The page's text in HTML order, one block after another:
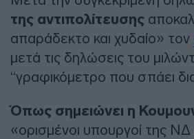
της αντιπολίτευσης
απαράδεκτο και χυδαίο» τον
μετά τις δηλώσεις του
“γραφικόμετρο που σπάει
Όπως σημειώνει η
«ορισμένοι υπουργοί της ΝΔ